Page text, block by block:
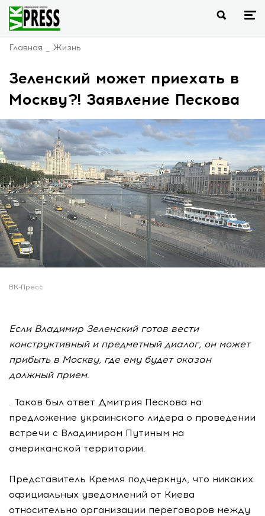
Главная Жизнь
Зеленский может приехать в
Москву?! Заявление Пескова
ВК-Пресс
Если Владимир Зеленский готов вести
конструктивный и предметный диалог, он может
прибыть в Москву, где ему будет оказан
должный прием.
. Таков был ответ Дмитрия Пескова на
предложение украинского лидера о проведении
встречи с Владимиром Путиным на
американской территории.
Представитель Кремля подчеркнул, что никаких
официальных уведомлений от Киева
относительно организации переговоров между